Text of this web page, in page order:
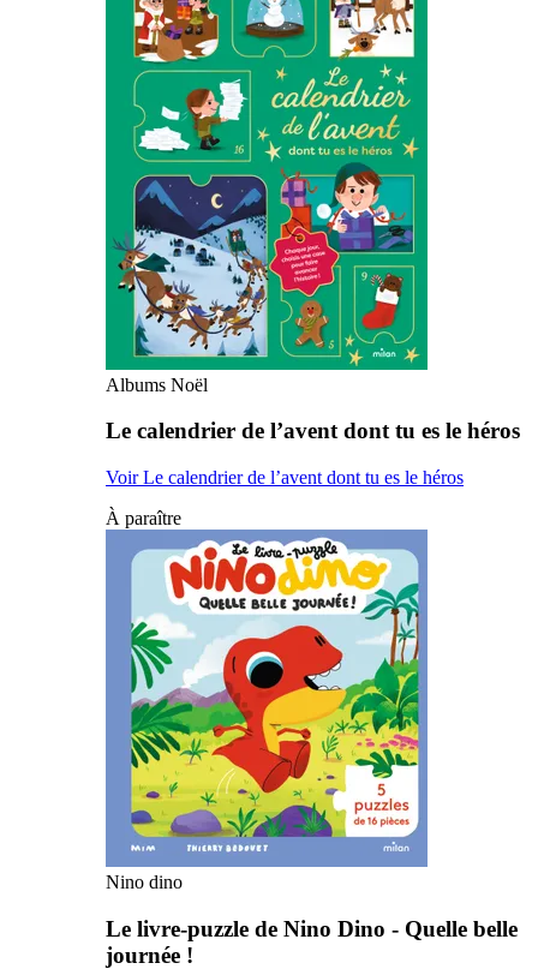
Albums Noël
Le calendrier de l’avent dont tu es le héros
Voir Le calendrier de l’avent dont tu es le héros
À paraître
Nino dino
Le livre-puzzle de Nino Dino - Quelle belle
journée !